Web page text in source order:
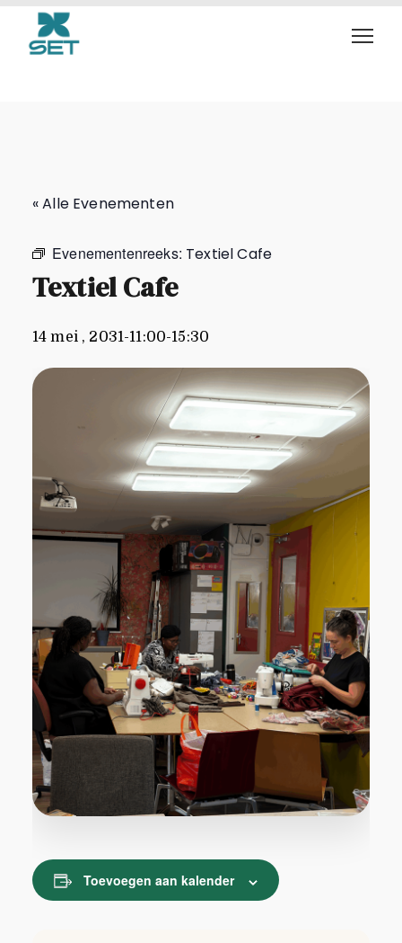
Textiel Cafe
« Alle Evenementen
Evenementenreeks: Textiel Cafe
Textiel Cafe
14 mei , 2031-11:00-15:30
Toevoegen aan kalender